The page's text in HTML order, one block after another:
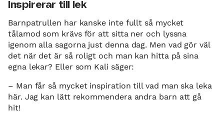
Inspirerar till lek
Barnpatrullen har kanske inte fullt så mycket
tålamod som krävs för att sitta ner och lyssna
igenom alla sagorna just denna dag. Men vad gör väl
det när det är så roligt och man kan hitta på sina
egna lekar? Eller som Kali säger:
– Man får så mycket inspiration till vad man ska leka
här. Jag kan lätt rekommendera andra barn att gå
hit!